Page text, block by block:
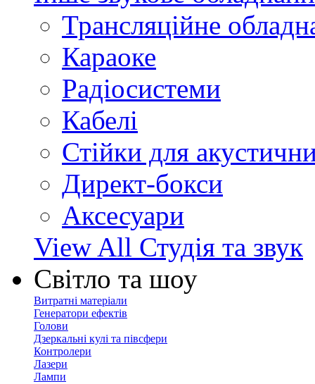
Трансляційне
Караоке
Радіосистеми
Кабелі
Стійки для
Директ-бокси
Аксесуари
View All Студія та звук
Світло та шоу
Витратні матеріали
Генератори ефектів
Голови
Дзеркальні кулі та півсфери
Контролери
Лазери
Лампи